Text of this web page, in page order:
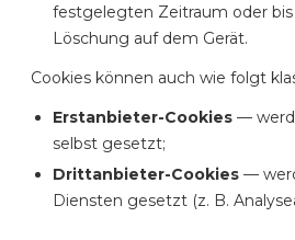
festgelegten Zeitraum oder
Löschung auf dem Gerät.
Cookies können auch wie folgt
Erstanbieter-Cookies —
selbst gesetzt;
Drittanbieter-Cookies —
Diensten gesetzt (z. B.